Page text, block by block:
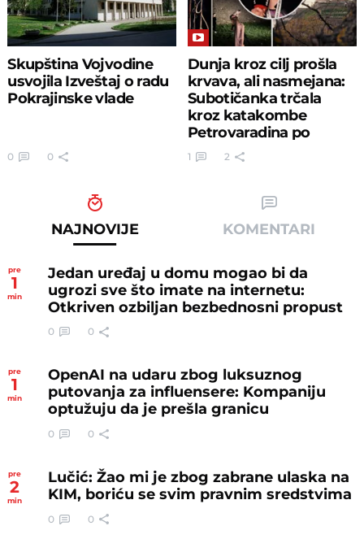
Skupština Vojvodine
usvojila Izveštaj o radu
Pokrajinske vlade
0 0
Dunja kroz cilj prošla
krvava, ali nasmejana:
Subotičanka trčala
kroz katakombe
Petrovaradina po
mrklom mraku
1 2
NAJNOVIJE KOMENTARI
pre
1
min
Jedan uređaj u domu mogao bi da
ugrozi sve što imate na internetu:
Otkriven ozbiljan bezbednosni propust
0 0
pre
1
min
OpenAI na udaru zbog luksuznog
putovanja za influensere: Kompaniju
optužuju da je prešla granicu
0 0
pre
2
min
Lučić: Žao mi je zbog zabrane ulaska na
KIM, boriću se svim pravnim sredstvima
0 0